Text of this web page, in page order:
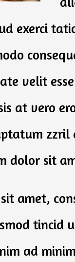
exerci
velit
at vero
dolor sit
amet,
tincid
ad